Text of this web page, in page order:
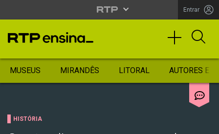
Entrar
MUSEUS MIRANDÊS LITORAL AUTORES
HISTÓRIA